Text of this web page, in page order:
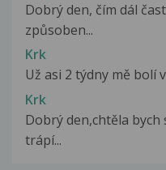
Dobrý den, čím dál
způsoben...
Krk
Už asi 2 týdny mě bolí
Krk
Dobrý den,chtěla bych
trápí...